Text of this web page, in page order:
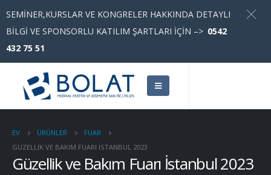
EV ÜRÜNLER
FUAR
GÜZELLIK VE BAKIM FUARI İSTANBUL 2023
Güzellik ve Bakım Fuarı İstanbul 2023
Türkçe
SEMİNER,KURSLAR VE KONGRELER HAKKINDA DETAYLI
BİLGİ VE SPONSORLU KATILIM ŞARTLARI İÇİN –> 0542
432 75 51